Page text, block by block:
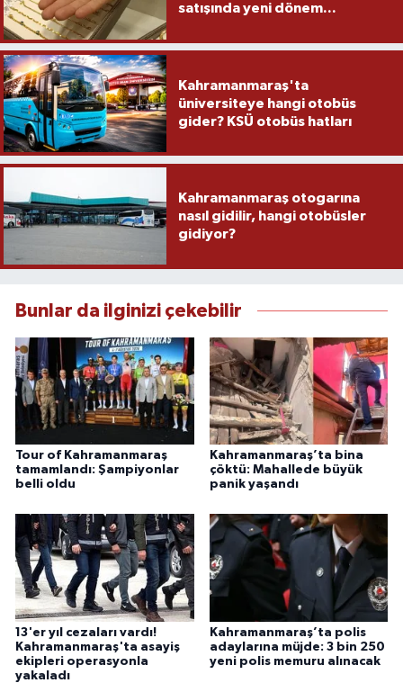
satışında yeni dönem...
Kahramanmaraş'ta
üniversiteye hangi otobüs
gider? KSÜ otobüs hatları
Kahramanmaraş otogarına
nasıl gidilir, hangi otobüsler
gidiyor?
Bunlar da ilginizi çekebilir
Tour of Kahramanmaraş
tamamlandı: Şampiyonlar
belli oldu
Kahramanmaraş’ta bina
çöktü: Mahallede büyük
panik yaşandı
13'er yıl cezaları vardı!
Kahramanmaraş'ta asayiş
ekipleri operasyonla
yakaladı
Kahramanmaraş’ta polis
adaylarına müjde: 3 bin 250
yeni polis memuru alınacak